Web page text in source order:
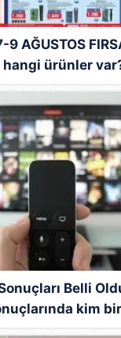
9 AĞUSTOS
ürünler
Belli
kim